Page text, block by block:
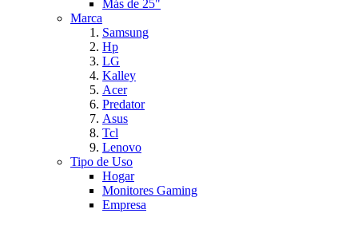
Más de 25"
Marca
Samsung
Hp
LG
Kalley
Acer
Predator
Asus
Tcl
Lenovo
Tipo de Uso
Hogar
Monitores Gaming
Empresa